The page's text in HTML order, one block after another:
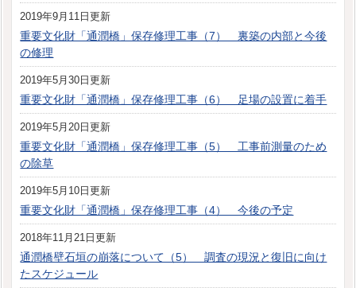
2019年9月11日更新
重要文化財「通潤橋」保存修理工事（7） 裏築の内部と今後
の修理
2019年5月30日更新
重要文化財「通潤橋」保存修理工事（6） 足場の設置に着手
2019年5月20日更新
重要文化財「通潤橋」保存修理工事（5） 工事前測量のため
の除草
2019年5月10日更新
重要文化財「通潤橋」保存修理工事（4） 今後の予定
2018年11月21日更新
通潤橋壁石垣の崩落について（5） 調査の現況と復旧に向け
たスケジュール